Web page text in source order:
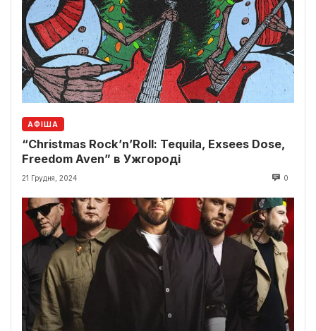
АФІША
“Christmas Rock’n’Roll: Tequila, Exsees Dose,
Freedom Aven” в Ужгороді
21 Грудня, 2024 0